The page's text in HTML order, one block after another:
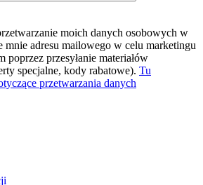
moich danych osobowych w
mnie adresu mailowego w celu marketingu
poprzez przesyłanie materiałów
specjalne, kody rabatowe). Tu
przetwarzania danych